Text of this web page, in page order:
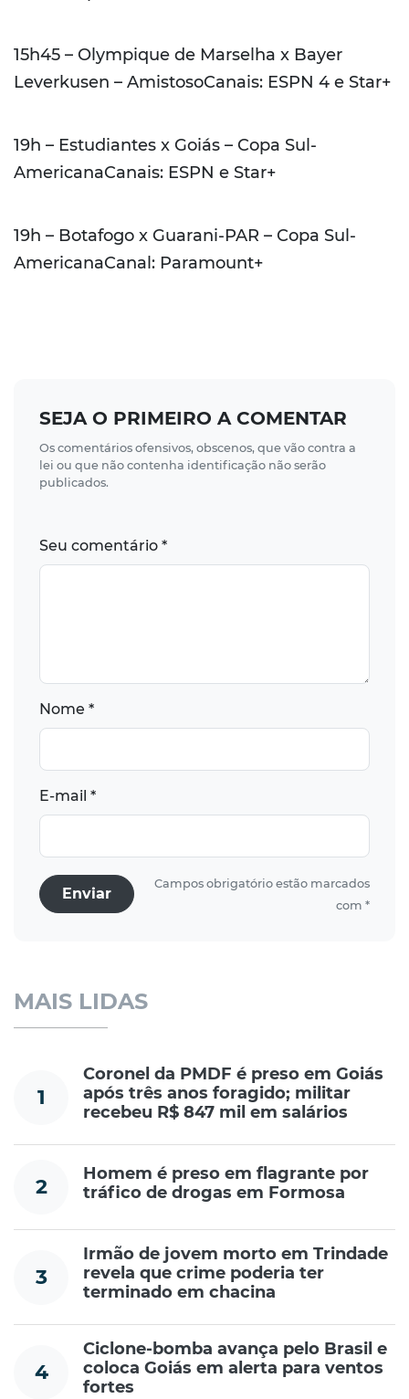
15h45 – Olympique de Marselha x Bayer
Leverkusen – AmistosoCanais: ESPN 4 e Star+
19h – Estudiantes x Goiás – Copa Sul-
AmericanaCanais: ESPN e Star+
19h – Botafogo x Guarani-PAR – Copa Sul-
AmericanaCanal: Paramount+
SEJA O PRIMEIRO A COMENTAR
Os comentários ofensivos, obscenos, que vão contra a
lei ou que não contenha identificação não serão
publicados.
Seu comentário *
Nome *
E-mail *
Enviar
Campos obrigatório estão marcados
com *
MAIS LIDAS
1
Coronel da PMDF é preso em Goiás
após três anos foragido; militar
recebeu R$ 847 mil em salários
2
Homem é preso em flagrante por
tráfico de drogas em Formosa
3
Irmão de jovem morto em Trindade
revela que crime poderia ter
terminado em chacina
4
Ciclone-bomba avança pelo Brasil e
coloca Goiás em alerta para ventos
fortes